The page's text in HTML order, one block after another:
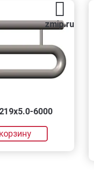
zmip.ru
6000